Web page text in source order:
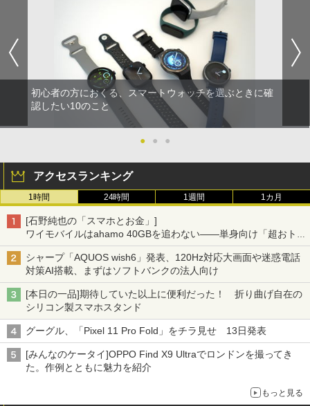
初心者の方におくる、スマートウォッチを選ぶときに確
認したい10のこと
● ● ●
アクセスランキング
1時間 24時間 1週間 1カ月
[石野純也の「スマホとお金」]
ワイモバイルはahamo 40GBを追わない――単身向け「超おトク
割」の安さと1年限定の注意点
シャープ「AQUOS wish6」発表、120Hz対応大画面や迷惑電話
対策AI搭載、まずはソフトバンクの法人向け
[本日の一品]期待していた以上に便利だった！ 折り曲げ自在の
シリコン製スマホスタンド
グーグル、「Pixel 11 Pro Fold」をチラ見せ 13日発表
[みんなのケータイ]OPPO Find X9 Ultraでロンドンを撮ってき
た。作例とともに魅力を紹介
もっと見る